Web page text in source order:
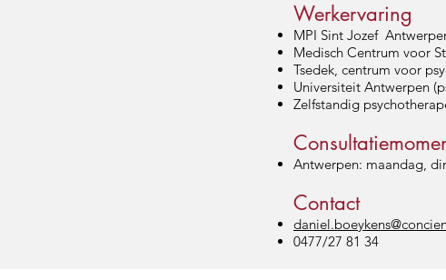
Werkervaring
MPI Sint Jozef
Medisch Centrum voor
Tsedek, centrum voor
Universiteit Antwerpen
Zelfstandig
Antwerpen: maandag,
Contact
0477/27 81 34